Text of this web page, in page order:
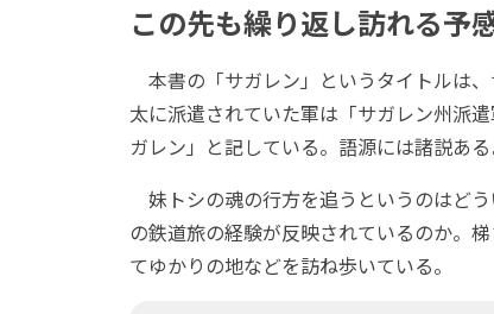
この先も繰り返し訪れる予
本書の「サガレン」というタイトルは
太に派遣されていた軍は「サガレン州派
ガレン」と記している。語源には諸説ある
妹トシの魂の行方を追うというのはど
の鉄道旅の経験が反映されているのか。
てゆかりの地などを訪ね歩いている。